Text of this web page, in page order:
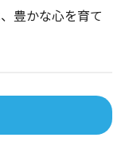
豊かな心を育て